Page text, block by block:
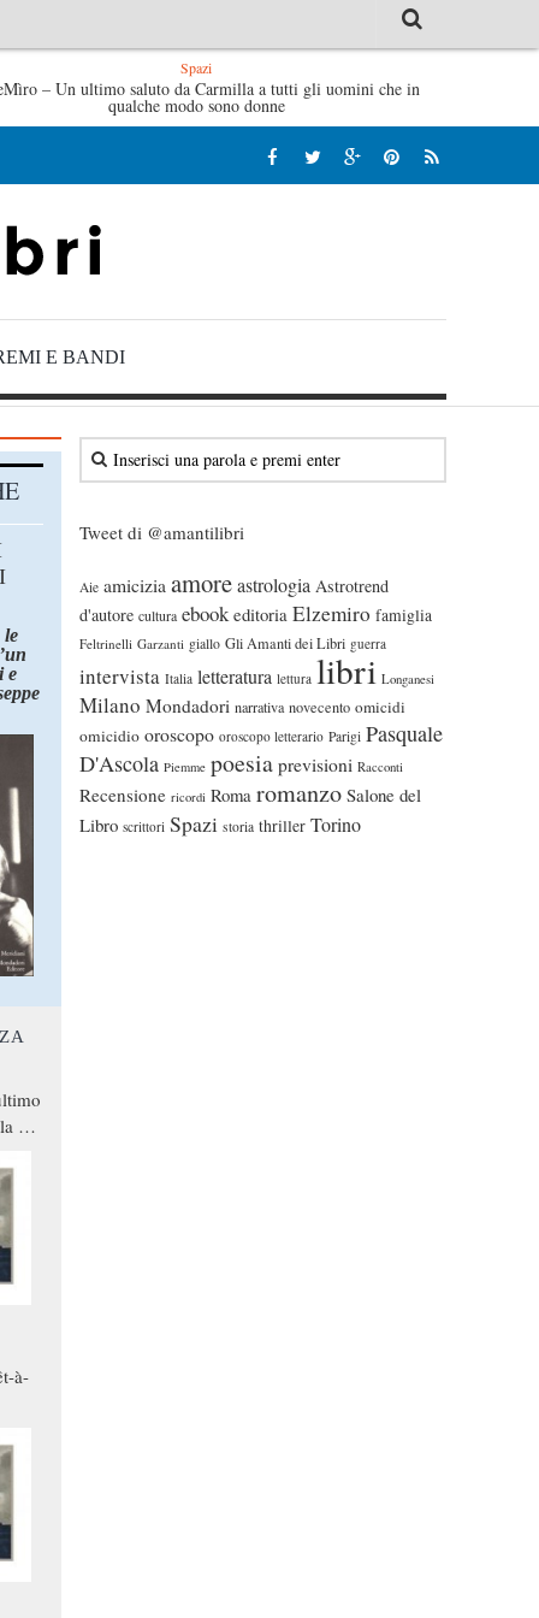
non verrà – Fruttero & Lucentini
Spazi
– Un ultimo saluto da Carmilla a tutti gli uomini che in
qualche modo sono donne
E BANDI
Tweet di @amantilibri
Aie amicizia amoreastrologia Astrotrend
d'autore cultura ebook editoria Elzemiro famiglia
Feltrinelli Garzanti giallo Gli Amanti dei Libri guerra
intervista Italia letteratura lettura libri Longanesi
Milano Mondadori narrativa novecento omicidi
omicidio oroscopo oroscopo letterario Parigi Pasquale
D'Ascola Piemme poesia previsioni Racconti
Recensione ricordi Roma romanzo Salone del
Libro scrittori Spazi storia thriller Torino
le
e
a
à-